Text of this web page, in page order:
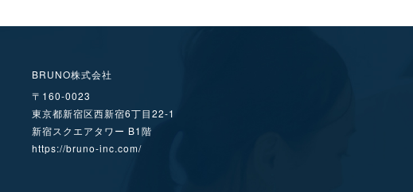
BRUNO株式会社
〒160-0023
東京都新宿区西新宿6丁目22-1
新宿スクエアタワー B1階
https://bruno-inc.com/